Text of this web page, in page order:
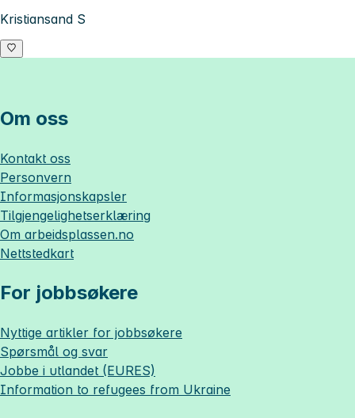
Kristiansand S
Om oss
Kontakt oss
Personvern
Informasjonskapsler
Tilgjengelighetserklæring
Om arbeidsplassen.no
Nettstedkart
For jobbsøkere
Nyttige artikler for jobbsøkere
Spørsmål og svar
Jobbe i utlandet (EURES)
Information to refugees from Ukraine